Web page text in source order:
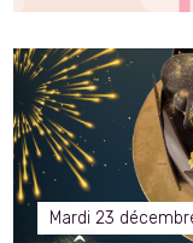
Mardi 23